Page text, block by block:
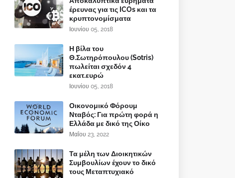
έρευνας για τις ICOs και τα
κρυπτονομίσματα
Ιουνίου 05, 2018
Η βίλα του
Θ.Σωτηρόπουλου (Sotris)
πωλείται σχεδόν 4
εκατ.ευρώ
Ιουνίου 05, 2018
Οικονομικό Φόρουμ
Νταβός: Για πρώτη φορά η
Ελλάδα με δικό της Οίκο
Μαΐου 23, 2022
Τα μέλη των Διοικητικών
Συμβουλίων έχουν το δικό
τους Μεταπτυχιακό